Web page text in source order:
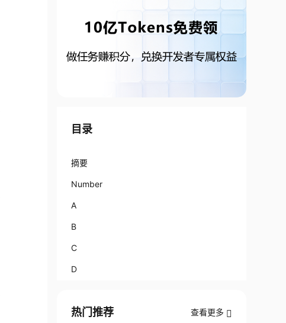
目录
摘要
Number
A
B
C
D
热门推荐 查看更多